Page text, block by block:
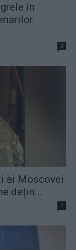
în
0
ai Moscovei
dețin...
1